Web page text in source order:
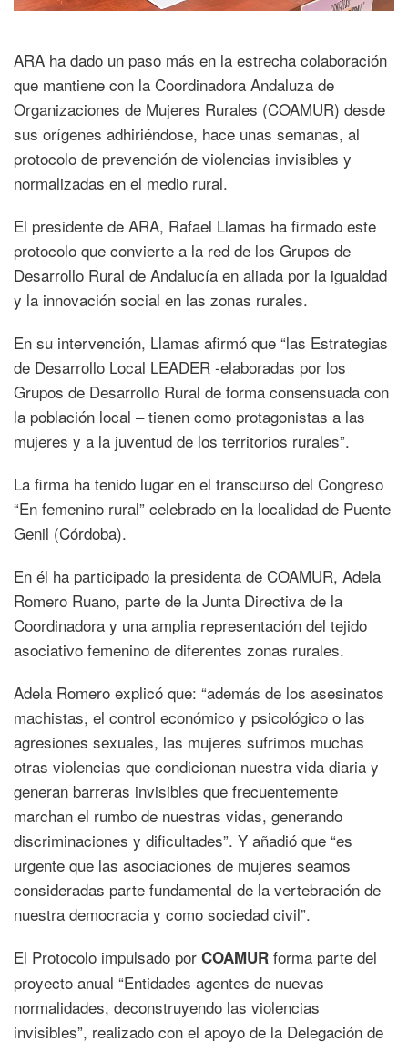
ARA ha dado un paso más en la estrecha colaboración
que mantiene con la Coordinadora Andaluza de
Organizaciones de Mujeres Rurales (COAMUR) desde
sus orígenes adhiriéndose, hace unas semanas, al
protocolo de prevención de violencias invisibles y
normalizadas en el medio rural.
El presidente de ARA, Rafael Llamas ha firmado este
protocolo que convierte a la red de los Grupos de
Desarrollo Rural de Andalucía en aliada por la igualdad
y la innovación social en las zonas rurales.
En su intervención, Llamas afirmó que “las Estrategias
de Desarrollo Local LEADER -elaboradas por los
Grupos de Desarrollo Rural de forma consensuada con
la población local – tienen como protagonistas a las
mujeres y a la juventud de los territorios rurales”.
La firma ha tenido lugar en el transcurso del Congreso
“En femenino rural” celebrado en la localidad de Puente
Genil (Córdoba).
En él ha participado la presidenta de COAMUR, Adela
Romero Ruano, parte de la Junta Directiva de la
Coordinadora y una amplia representación del tejido
asociativo femenino de diferentes zonas rurales.
Adela Romero explicó que: “además de los asesinatos
machistas, el control económico y psicológico o las
agresiones sexuales, las mujeres sufrimos muchas
otras violencias que condicionan nuestra vida diaria y
generan barreras invisibles que frecuentemente
marchan el rumbo de nuestras vidas, generando
discriminaciones y dificultades”. Y añadió que “es
urgente que las asociaciones de mujeres seamos
consideradas parte fundamental de la vertebración de
nuestra democracia y como sociedad civil”.
El Protocolo impulsado por COAMUR forma parte del
proyecto anual “Entidades agentes de nuevas
normalidades, deconstruyendo las violencias
invisibles”, realizado con el apoyo de la Delegación de